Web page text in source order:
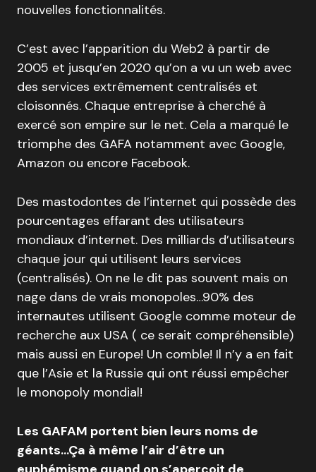
nouvelles fonctionnalités.
C’est avec l’apparition du Web2 à partir de
2005 et jusqu’en 2020 qu’on a vu un web avec
des services extrêmement centralisés et
cloisonnés. Chaque entreprise à cherché à
exercé son empire sur le net. Cela a marqué le
triomphe des GAFA notamment avec Google,
Amazon ou encore Facebook.
Des mastodontes de l’internet qui possède des
pourcentages effarant des utilisateurs
mondiaux d’internet. Des milliards d’utilisateurs
chaque jour qui utilisent leurs services
(centralisés). On ne le dit pas souvent mais on
nage dans de vrais monopoles…90% des
internautes utilisent Google comme moteur de
recherche aux USA ( ce serait compréhensible)
mais aussi en Europe! Un comble! Il n’y a en fait
que l’Asie et la Russie qui ont réussi empêcher
le monopoly mondial!
Les GAFAM portent bien leurs noms de
géants…Ça à même l’air d’être un